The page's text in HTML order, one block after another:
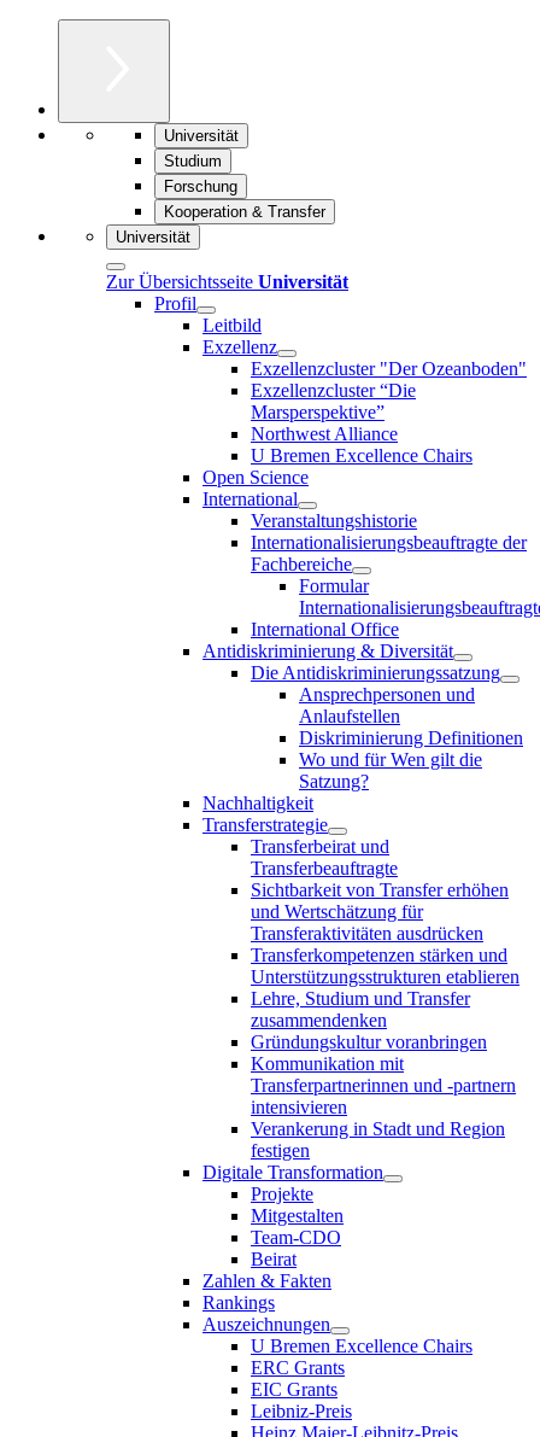
Universität
Studium
Forschung
Kooperation & Transfer
Universität
Zur Übersichtsseite Universität
Profil
Leitbild
Exzellenz
Exzellenzcluster "Der Ozeanboden"
Exzellenzcluster “Die
Marsperspektive”
Northwest Alliance
U Bremen Excellence Chairs
Open Science
International
Veranstaltungshistorie
Internationalisierungsbeauftragte der
Fachbereiche
Formular
International Office
Antidiskriminierung & Diversität
Die Antidiskriminierungssatzung
Ansprechpersonen und
Anlaufstellen
Diskriminierung Definitionen
Wo und für Wen gilt die
Satzung?
Nachhaltigkeit
Transferstrategie
Transferbeirat und
Transferbeauftragte
Sichtbarkeit von Transfer erhöhen
und Wertschätzung für
Transferaktivitäten ausdrücken
Transferkompetenzen stärken und
Unterstützungsstrukturen etablieren
Lehre, Studium und Transfer
zusammendenken
Gründungskultur voranbringen
Kommunikation mit
Transferpartnerinnen und -partnern
intensivieren
Verankerung in Stadt und Region
festigen
Digitale Transformation
Projekte
Mitgestalten
Team-CDO
Beirat
Zahlen & Fakten
Rankings
Auszeichnungen
U Bremen Excellence Chairs
ERC Grants
EIC Grants
Leibniz-Preis
Heinz Maier-Leibnitz-Preis